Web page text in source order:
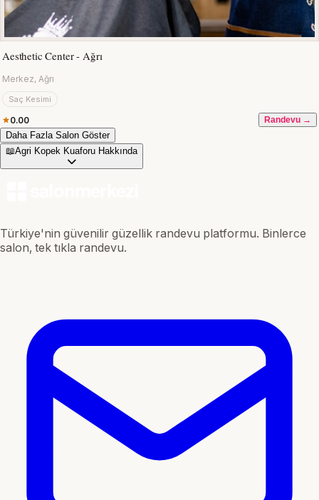
Aesthetic Center - Ağrı
Merkez, Ağrı
Saç Kesimi
0.00 Randevu →
Daha Fazla Salon Göster
📖Agri Kopek Kuaforu Hakkında
Türkiye'nin güvenilir güzellik randevu platformu. Binlerce
salon, tek tıkla randevu.